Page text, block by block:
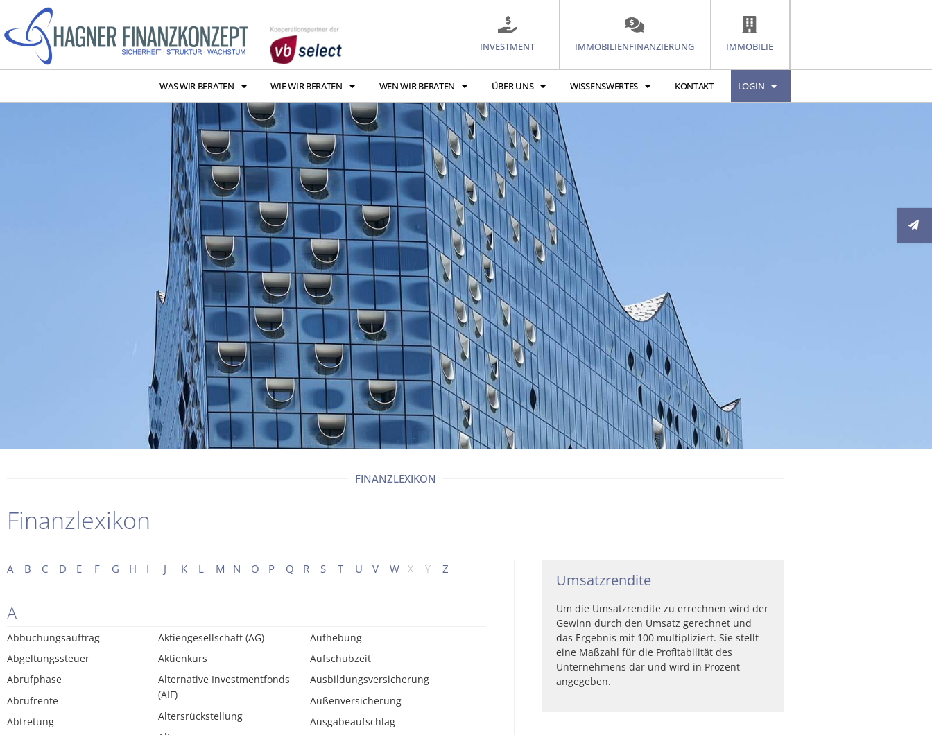
INVESTMENT IMMOBILIENFINANZIERUNG IMMOBILIE
WAS WIR BERATEN WIE WIR BERATEN WEN WIR BERATEN ÜBER UNS WISSENSWERTES KONTAKT LOGIN
FINANZLEXIKON
Finanzlexikon
A B C D E F G H I J K L M N O P Q R S T U V W X Y Z
A
Abbuchungsauftrag
Abgeltungssteuer
Abrufphase
Abrufrente
Abtretung
Aktiengesellschaft (AG)
Aktienkurs
Alternative Investmentfonds
(AIF)
Altersrückstellung
Aufhebung
Aufschubzeit
Ausbildungsversicherung
Außenversicherung
Ausgabeaufschlag
Umsatzrendite
Um die Umsatzrendite zu errechnen wird der
Gewinn durch den Umsatz gerechnet und
das Ergebnis mit 100 multipliziert. Sie stellt
eine Maßzahl für die Profitabilität des
Unternehmens dar und wird in Prozent
angegeben.